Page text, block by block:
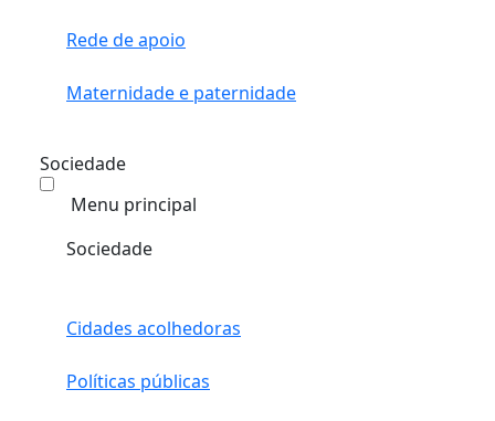
Rede de apoio
Maternidade e paternidade
Sociedade
Menu principal
Sociedade
Cidades acolhedoras
Políticas públicas